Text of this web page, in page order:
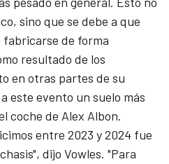
sino que se debe a que
de forma
resultado de los
en otras partes de su
este evento un suelo más
coche de Alex Albon.
entre 2023 y 2024 fue
dijo Vowles. "Para